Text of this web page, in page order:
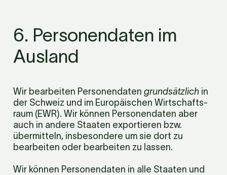
6. Personendaten im
Ausland
Wir bearbeiten Personendaten grundsätzlich in
der Schweiz und im Europäischen Wirtschafts­
raum (EWR). Wir können Personendaten aber
auch in andere Staaten exportieren bzw.
übermitteln, insbesondere um sie dort zu
bearbeiten oder bearbeiten zu lassen.
Wir können Personendaten in alle Staaten und